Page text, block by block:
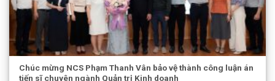
Chúc mừng NCS Phạm Thanh Vân bảo vệ thành công luận án
tiến sĩ chuyên ngành Quản trị Kinh doanh